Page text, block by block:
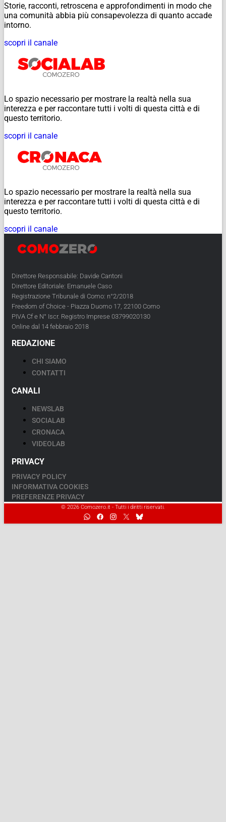
Storie, racconti, retroscena e approfondimenti in modo che
una comunità abbia più consapevolezza di quanto accade
intorno.
scopri il canale
Lo spazio necessario per mostrare la realtà nella sua
interezza e per raccontare tutti i volti di questa città e di
questo territorio.
scopri il canale
Lo spazio necessario per mostrare la realtà nella sua
interezza e per raccontare tutti i volti di questa città e di
questo territorio.
scopri il canale
Direttore Responsabile: Davide Cantoni
Direttore Editoriale: Emanuele Caso
Registrazione Tribunale di Como: n°2/2018
Freedom of Choice - Piazza Duomo 17, 22100 Como
PIVA Cf e N° Iscr. Registro Imprese 03799020130
Online dal 14 febbraio 2018
REDAZIONE
CHI SIAMO
CONTATTI
CANALI
NEWSLAB
SOCIALAB
CRONACA
VIDEOLAB
PRIVACY
PRIVACY POLICY
INFORMATIVA COOKIES
PREFERENZE PRIVACY
© 2026 Comozero.it - Tutti i diritti riservati.